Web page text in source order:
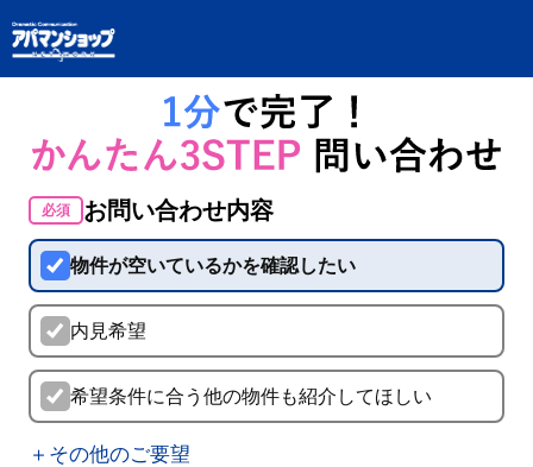
必須 お問い合わせ内容
物件が空いているかを確認したい
内見希望
希望条件に合う他の物件も紹介してほしい
＋その他のご要望